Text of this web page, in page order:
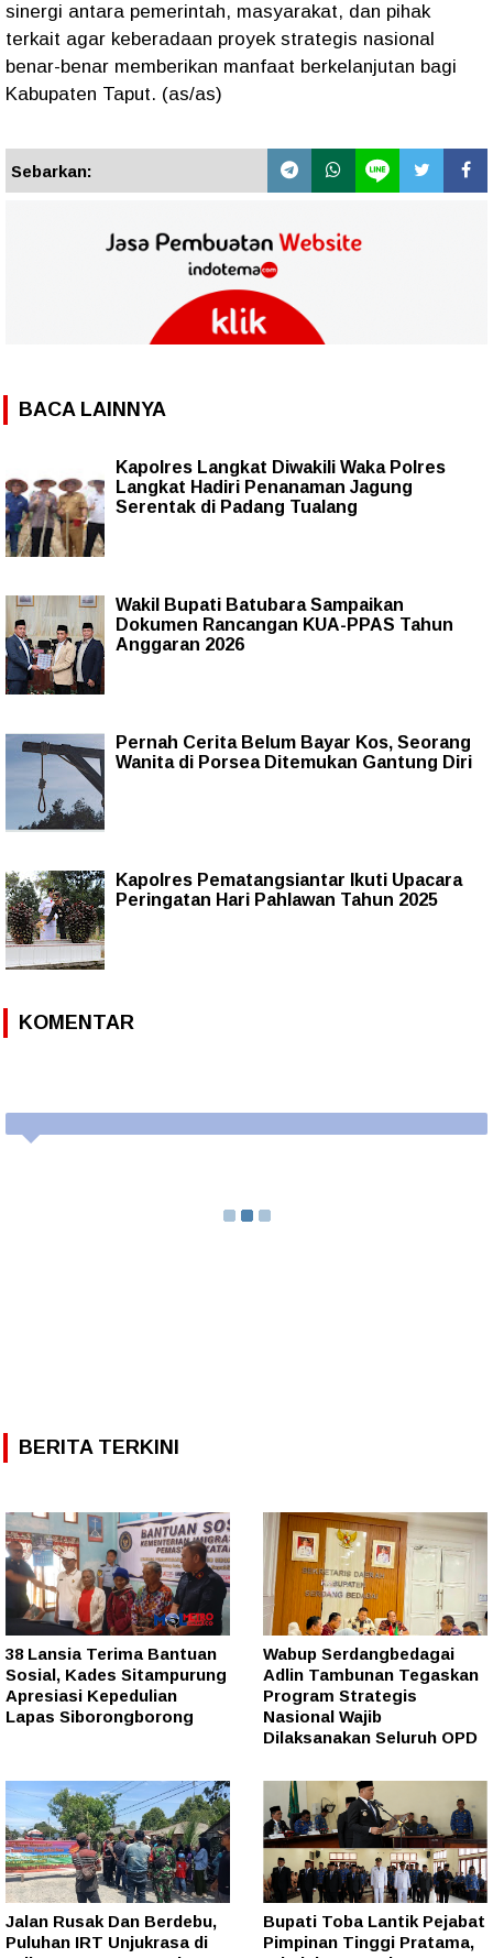
sinergi antara pemerintah, masyarakat, dan pihak
terkait agar keberadaan proyek strategis nasional
benar-benar memberikan manfaat berkelanjutan bagi
Kabupaten Taput. (as/as)
Sebarkan:
BACA LAINNYA
Kapolres Langkat Diwakili Waka Polres
Langkat Hadiri Penanaman Jagung
Serentak di Padang Tualang
Wakil Bupati Batubara Sampaikan
Dokumen Rancangan KUA-PPAS Tahun
Anggaran 2026
Pernah Cerita Belum Bayar Kos, Seorang
Wanita di Porsea Ditemukan Gantung Diri
Kapolres Pematangsiantar Ikuti Upacara
Peringatan Hari Pahlawan Tahun 2025
KOMENTAR
BERITA TERKINI
38 Lansia Terima Bantuan
Sosial, Kades Sitampurung
Apresiasi Kepedulian
Lapas Siborongborong
Wabup Serdangbedagai
Adlin Tambunan Tegaskan
Program Strategis
Nasional Wajib
Dilaksanakan Seluruh OPD
Jalan Rusak Dan Berdebu,
Puluhan IRT Unjukrasa di
Bupati Toba Lantik Pejabat
Pimpinan Tinggi Pratama,